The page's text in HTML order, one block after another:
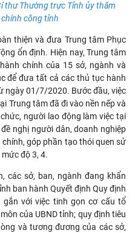
thư Thường trực Tỉnh ủy thăm
công tỉnh
thiện và đưa Trung tâm Phục
ổn định. Hiện nay, Trung tâm
chính của 15 sở, ngành và
để đưa tất cả các thủ tục hành
ngày 01/7/2020. Bước đầu, việc
Trung tâm đã đi vào nền nếp và
người lao động làm việc tại
nghị người dân, doanh nghiệp
góp phần tạo thói quen sử
độ 3, 4.
các sở, ban, ngành đang khẩn
ban hành Quyết định Quy định
gắn với việc tinh gọn cơ cấu tổ
của UBND tỉnh; quy định tiêu
và tương đương của các sở,